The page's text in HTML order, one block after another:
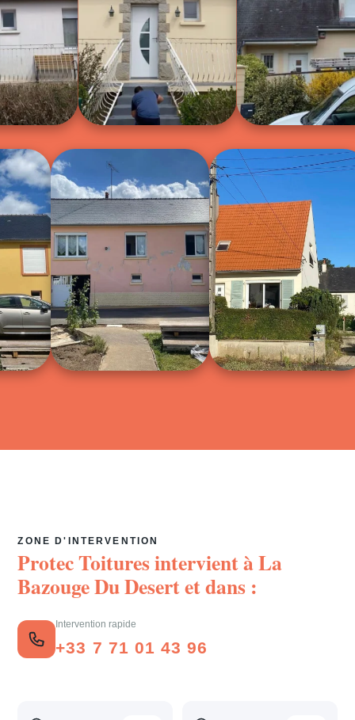
ZONE D'INTERVENTION
Protec Toitures intervient àLa
Bazouge Du Desertet dans :
Intervention rapide
+33 7 71 01 43 96